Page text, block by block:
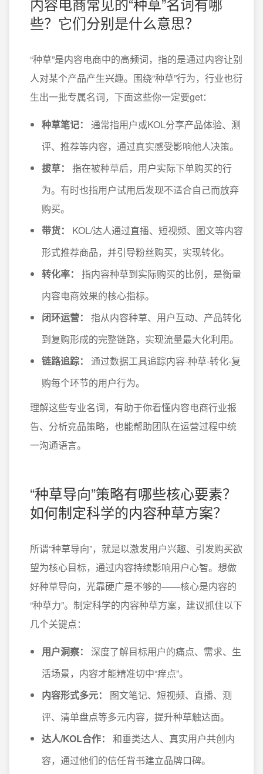
些？它们分别是什么意思？
“种草”是内容电商中的高频词，指的是通过内容让别
人对某个产品产生兴趣。围绕“种草”行为，行业也衍
生出一批专属名词，下面这些你一定要get：
种草笔记：
通常指用户或KOL分享产品体验、测
评、推荐等内容，通过真实感受影响他人决策。
拔草：
指在被种草后，用户实际下单购买的行
为。有时也指用户试用后发现不适合自己而放弃
购买。
带货：
KOL/达人通过直播、短视频、图文等内容
形式推荐商品，并引导粉丝购买，实现转化。
转化率：
指内容种草到实际购买的比例，是衡量
内容电商效果的核心指标。
闭环运营：
指从内容种草、用户互动、产品转化
到复购形成的完整链路，实现流量最大化利用。
链路追踪：
通过数据工具追踪内容-种草-转化-复
购每个环节的用户行为。
理解这些专业名词，有助于你看懂内容电商行业报
告、分析竞品策略，也能帮助团队在运营过程中统
一沟通语言。
“种草导向”策略有哪些核心要素？
如何制定科学的内容种草方案？
所谓“种草导向”，就是以激发用户兴趣、引发购买欲
望为核心目标，通过内容持续影响用户心智。想做
好种草导向，光靠硬广是不够的——核心是内容的
“种草力”。制定科学的内容种草方案，建议抓住以下
几个关键点：
用户洞察：
深度了解目标用户的痛点、需求、生
活场景，内容才能精准切中“痒点”。
内容形式多元：
图文笔记、短视频、直播、测
评、清单盘点等多元内容，提升种草触达面。
达人/KOL合作：
和垂类达人、真实用户共创内
容，通过他们的信任背书建立品牌口碑。